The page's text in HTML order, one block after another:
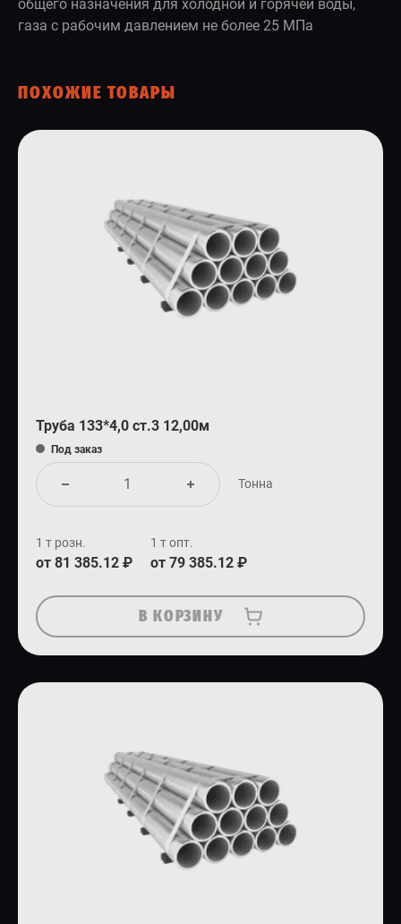
общего назначения для холодной и горячей воды,
газа с рабочим давлением не более 25 МПа
ПОХОЖИЕ ТОВАРЫ
Труба 133*4,0 ст.3 12,00м
Под заказ
Тонна
1 т розн.
от 81 385.12 ₽
1 т опт.
от 79 385.12 ₽
В КОРЗИНУ